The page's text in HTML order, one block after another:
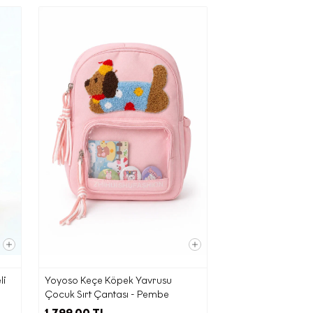
Yoyoso Keçe Köpek Yavrusu
Çocuk Sırt Çantası - Pembe
(b)
bu